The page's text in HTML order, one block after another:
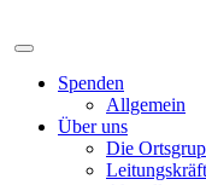
Spenden
Allgemein
Über uns
Die